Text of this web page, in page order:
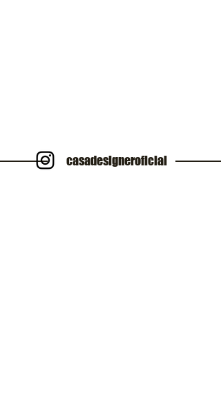
casadesigneroficial